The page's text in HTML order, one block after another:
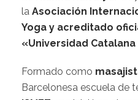
la Asociación
Yoga y acreditado
«Universidad Catalana
Formado como
Barcelonesa escuela de